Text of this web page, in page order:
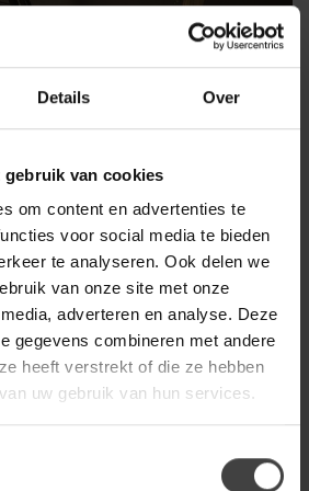
Details Over
gebruik van cookies
om content en advertenties te
voor social media te bieden
te analyseren. Ook delen we
van onze site met onze
adverteren en analyse. Deze
gegevens combineren met andere
heeft verstrekt of die ze hebben
uw gebruik van hun services.
functioneel werken
dat: een open, minimalistische
Perfect voor laptopgebruikers,
van een luchtig interieur.
in Winkel (Noord-Holland) vind je een
collectie bureaus zonder lades – van
tot stoere metaal-houtcombinaties.
van mangohout of
of
met metalen frames. Het